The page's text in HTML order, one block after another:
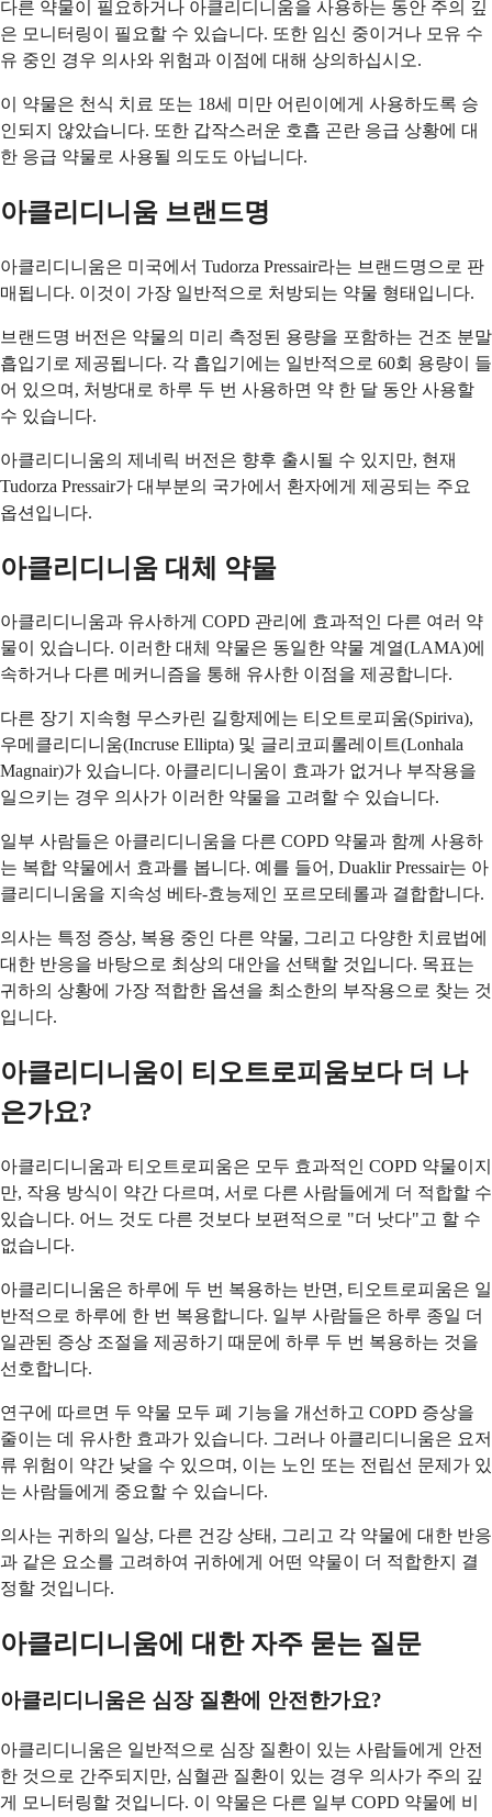
다른 약물이 필요하거나 아클리디니움을 사용하는 동안 주의 깊
은 모니터링이 필요할 수 있습니다. 또한 임신 중이거나 모유 수
유 중인 경우 의사와 위험과 이점에 대해 상의하십시오.
이 약물은 천식 치료 또는 18세 미만 어린이에게 사용하도록 승
인되지 않았습니다. 또한 갑작스러운 호흡 곤란 응급 상황에 대
한 응급 약물로 사용될 의도도 아닙니다.
아클리디니움 브랜드명
아클리디니움은 미국에서 Tudorza Pressair라는 브랜드명으로 판
매됩니다. 이것이 가장 일반적으로 처방되는 약물 형태입니다.
브랜드명 버전은 약물의 미리 측정된 용량을 포함하는 건조 분말
흡입기로 제공됩니다. 각 흡입기에는 일반적으로 60회 용량이 들
어 있으며, 처방대로 하루 두 번 사용하면 약 한 달 동안 사용할
수 있습니다.
아클리디니움의 제네릭 버전은 향후 출시될 수 있지만, 현재
Tudorza Pressair가 대부분의 국가에서 환자에게 제공되는 주요
옵션입니다.
아클리디니움 대체 약물
아클리디니움과 유사하게 COPD 관리에 효과적인 다른 여러 약
물이 있습니다. 이러한 대체 약물은 동일한 약물 계열(LAMA)에
속하거나 다른 메커니즘을 통해 유사한 이점을 제공합니다.
다른 장기 지속형 무스카린 길항제에는 티오트로피움(Spiriva),
우메클리디니움(Incruse Ellipta) 및 글리코피롤레이트(Lonhala
Magnair)가 있습니다. 아클리디니움이 효과가 없거나 부작용을
일으키는 경우 의사가 이러한 약물을 고려할 수 있습니다.
일부 사람들은 아클리디니움을 다른 COPD 약물과 함께 사용하
는 복합 약물에서 효과를 봅니다. 예를 들어, Duaklir Pressair는 아
클리디니움을 지속성 베타-효능제인 포르모테롤과 결합합니다.
의사는 특정 증상, 복용 중인 다른 약물, 그리고 다양한 치료법에
대한 반응을 바탕으로 최상의 대안을 선택할 것입니다. 목표는
귀하의 상황에 가장 적합한 옵션을 최소한의 부작용으로 찾는 것
입니다.
아클리디니움이 티오트로피움보다 더 나
은가요?
아클리디니움과 티오트로피움은 모두 효과적인 COPD 약물이지
만, 작용 방식이 약간 다르며, 서로 다른 사람들에게 더 적합할 수
있습니다. 어느 것도 다른 것보다 보편적으로 "더 낫다"고 할 수
없습니다.
아클리디니움은 하루에 두 번 복용하는 반면, 티오트로피움은 일
반적으로 하루에 한 번 복용합니다. 일부 사람들은 하루 종일 더
일관된 증상 조절을 제공하기 때문에 하루 두 번 복용하는 것을
선호합니다.
연구에 따르면 두 약물 모두 폐 기능을 개선하고 COPD 증상을
줄이는 데 유사한 효과가 있습니다. 그러나 아클리디니움은 요저
류 위험이 약간 낮을 수 있으며, 이는 노인 또는 전립선 문제가 있
는 사람들에게 중요할 수 있습니다.
의사는 귀하의 일상, 다른 건강 상태, 그리고 각 약물에 대한 반응
과 같은 요소를 고려하여 귀하에게 어떤 약물이 더 적합한지 결
정할 것입니다.
아클리디니움에 대한 자주 묻는 질문
아클리디니움은 심장 질환에 안전한가요?
아클리디니움은 일반적으로 심장 질환이 있는 사람들에게 안전
한 것으로 간주되지만, 심혈관 질환이 있는 경우 의사가 주의 깊
게 모니터링할 것입니다. 이 약물은 다른 일부 COPD 약물에 비